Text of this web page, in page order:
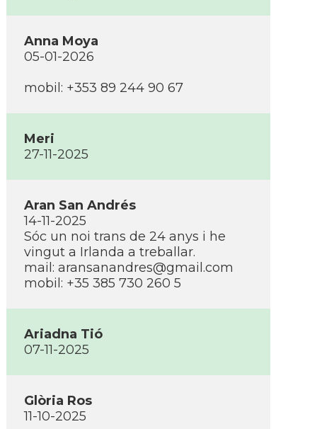
Anna Moya
05-01-2026
mobil: +353 89 244 90 67
Meri
27-11-2025
Aran San Andrés
14-11-2025
Sóc un noi trans de 24 anys i he
vingut a Irlanda a treballar.
mail: aransanandres@gmail.com
mobil: +35 385 730 260 5
Ariadna Tió
07-11-2025
Glòria Ros
11-10-2025